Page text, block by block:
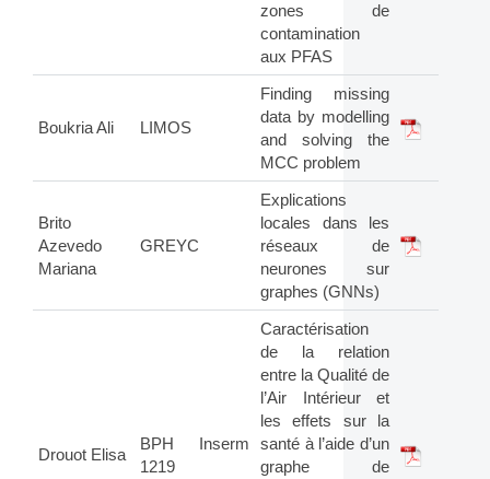
zones de
contamination
aux PFAS
Boukria Ali LIMOS
Finding missing
data by modelling
and solving the
MCC problem
Brito
Azevedo
Mariana
GREYC
Explications
locales dans les
réseaux de
neurones sur
graphes (GNNs)
Drouot Elisa
BPH Inserm
1219
Caractérisation
de la relation
entre la Qualité de
l’Air Intérieur et
les effets sur la
santé à l’aide d’un
graphe de